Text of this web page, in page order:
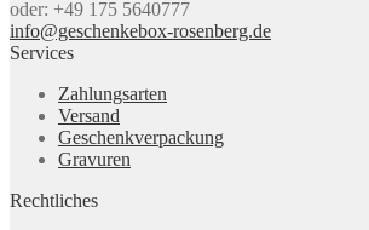
oder: +49 175 5640777
info@geschenkebox-rosenberg.de
Services
Zahlungsarten
Versand
Geschenkverpackung
Gravuren
Rechtliches